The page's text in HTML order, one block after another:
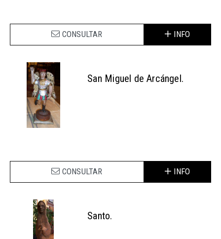
CONSULTAR INFO
San Miguel de Arcángel.
CONSULTAR INFO
Santo.